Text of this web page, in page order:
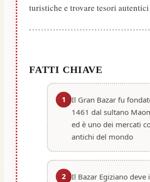
turistiche e trovare tesori
FATTI CHIAVE
1
Il Gran Bazar fu
1461 dal sultano
ed è uno dei mercati
antichi del mondo
2 Il Bazar Egiziano deve